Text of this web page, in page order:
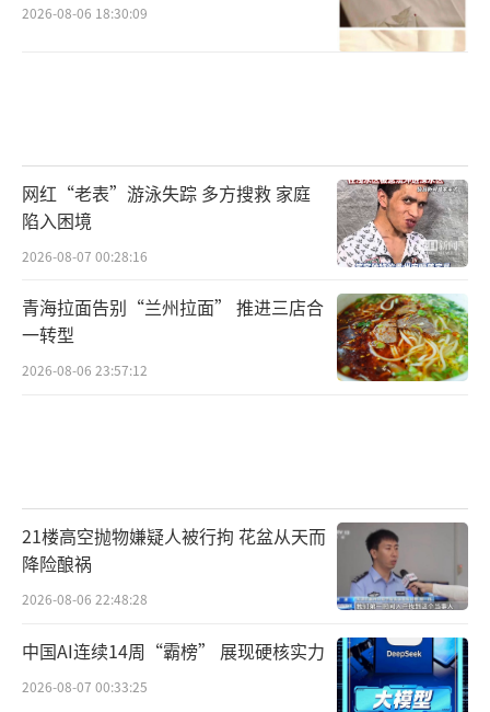
2026-08-06 18:30:09
网红“老表”游泳失踪 多方搜救 家庭
陷入困境
2026-08-07 00:28:16
青海拉面告别“兰州拉面” 推进三店合
一转型
2026-08-06 23:57:12
21楼高空抛物嫌疑人被行拘 花盆从天而
降险酿祸
2026-08-06 22:48:28
中国AI连续14周“霸榜” 展现硬核实力
2026-08-07 00:33:25